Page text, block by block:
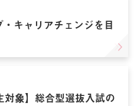
・キャリアチェンジを目
対象】総合型選抜入試の